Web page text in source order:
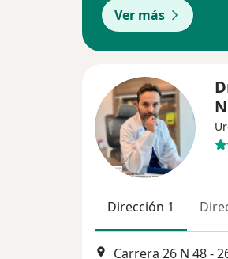
Ver más
Dirección 1